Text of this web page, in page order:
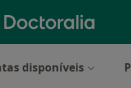
disponíveis